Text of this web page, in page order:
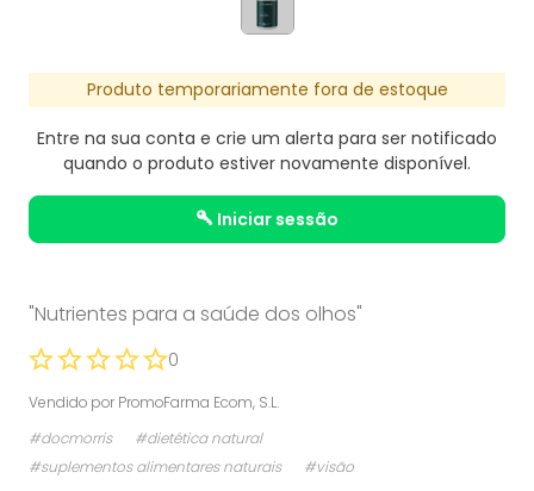
Produto temporariamente fora de estoque
Entre na sua conta e crie um alerta para ser notificado
quando o produto estiver novamente disponível.
iniciar sessão
"Nutrientes para a saúde dos olhos"
0
Vendido por PromoFarma Ecom, S.L.
#docmorris
#dietética natural
#suplementos alimentares naturais
#visão